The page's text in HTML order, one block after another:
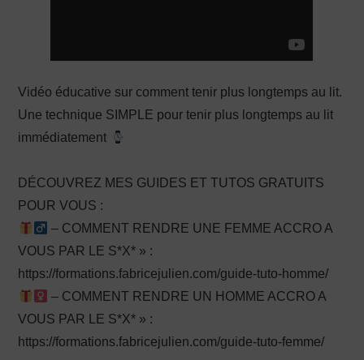
Vidéo éducative sur comment tenir plus longtemps au lit.
Une technique SIMPLE pour tenir plus longtemps au lit
immédiatement
DÉCOUVREZ MES GUIDES ET TUTOS GRATUITS
POUR VOUS :
– COMMENT RENDRE UNE FEMME ACCRO A
VOUS PAR LE S*X* » :
https://formations.fabricejulien.com/guide-tuto-homme/
– COMMENT RENDRE UN HOMME ACCRO A
VOUS PAR LE S*X* » :
https://formations.fabricejulien.com/guide-tuto-femme/